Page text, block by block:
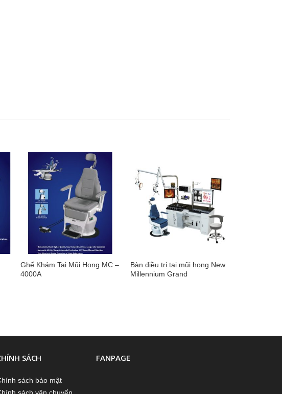
Ghế Khám Tai Mũi Họng MC –
4000A
Bàn điều trị tai mũi họng New
Millennium Grand
SÁCH
sách bảo mật
FANPAGE